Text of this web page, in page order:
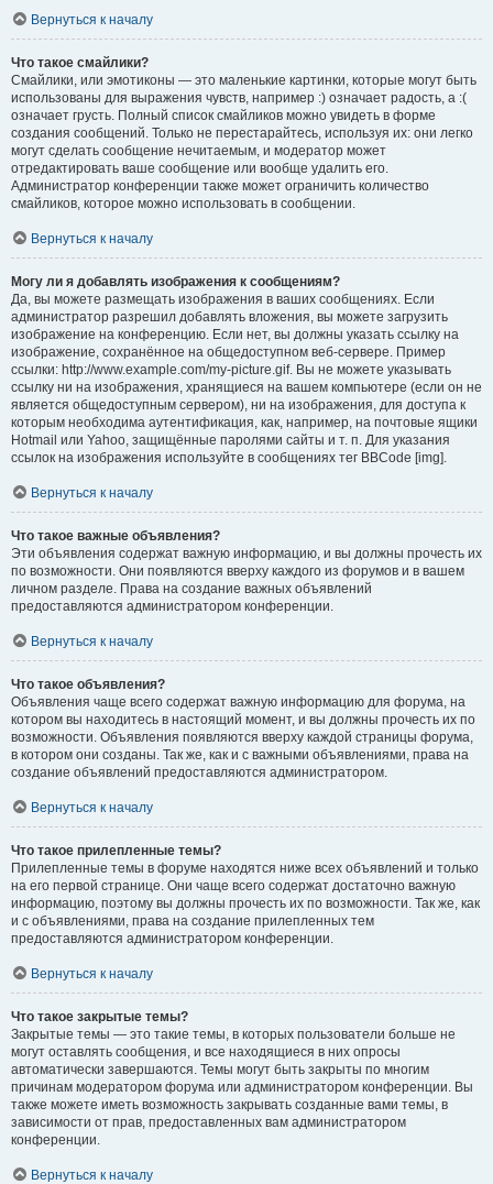
Вернуться к началу
Что такое смайлики?
Смайлики, или эмотиконы — это маленькие картинки, которые могут быть
использованы для выражения чувств, например :) означает радость, а :(
означает грусть. Полный список смайликов можно увидеть в форме
создания сообщений. Только не перестарайтесь, используя их: они легко
могут сделать сообщение нечитаемым, и модератор может
отредактировать ваше сообщение или вообще удалить его.
Администратор конференции также может ограничить количество
смайликов, которое можно использовать в сообщении.
Вернуться к началу
Могу ли я добавлять изображения к сообщениям?
Да, вы можете размещать изображения в ваших сообщениях. Если
администратор разрешил добавлять вложения, вы можете загрузить
изображение на конференцию. Если нет, вы должны указать ссылку на
изображение, сохранённое на общедоступном веб-сервере. Пример
ссылки: http://www.example.com/my-picture.gif. Вы не можете указывать
ссылку ни на изображения, хранящиеся на вашем компьютере (если он не
является общедоступным сервером), ни на изображения, для доступа к
которым необходима аутентификация, как, например, на почтовые ящики
Hotmail или Yahoo, защищённые паролями сайты и т. п. Для указания
ссылок на изображения используйте в сообщениях тег BBCode [img].
Вернуться к началу
Что такое важные объявления?
Эти объявления содержат важную информацию, и вы должны прочесть их
по возможности. Они появляются вверху каждого из форумов и в вашем
личном разделе. Права на создание важных объявлений
предоставляются администратором конференции.
Вернуться к началу
Что такое объявления?
Объявления чаще всего содержат важную информацию для форума, на
котором вы находитесь в настоящий момент, и вы должны прочесть их по
возможности. Объявления появляются вверху каждой страницы форума,
в котором они созданы. Так же, как и с важными объявлениями, права на
создание объявлений предоставляются администратором.
Вернуться к началу
Что такое прилепленные темы?
Прилепленные темы в форуме находятся ниже всех объявлений и только
на его первой странице. Они чаще всего содержат достаточно важную
информацию, поэтому вы должны прочесть их по возможности. Так же, как
и с объявлениями, права на создание прилепленных тем
предоставляются администратором конференции.
Вернуться к началу
Что такое закрытые темы?
Закрытые темы — это такие темы, в которых пользователи больше не
могут оставлять сообщения, и все находящиеся в них опросы
автоматически завершаются. Темы могут быть закрыты по многим
причинам модератором форума или администратором конференции. Вы
также можете иметь возможность закрывать созданные вами темы, в
зависимости от прав, предоставленных вам администратором
конференции.
Вернуться к началу